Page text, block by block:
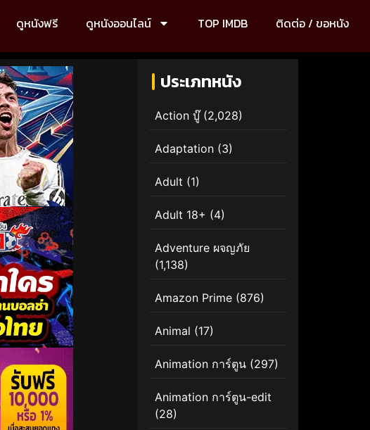
ดูหนังฟรี ดูหนังออนไลน์ TOP IMDB ติดต่อ / ขอหนัง
ประเภทหนัง
Action บู๊(2,028)
Adaptation (3)
Adult (1)
Adult 18+ (4)
Adventure ผจญภัย
(1,138)
Amazon Prime (876)
Animal (17)
Animation การ์ตูน (297)
Animation การ์ตูน-edit
(28)